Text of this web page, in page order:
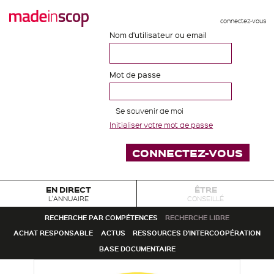
connectez-vous
Nom d'utilisateur ou email
Mot de passe
Se souvenir de moi
Initialiser votre mot de passe
EN DIRECT
L'ANNUAIRE
ÊTRE
CONSEILLÉ
RECHERCHE PAR COMPÉTENCES
RECHERCHE LIBRE
ACHAT RESPONSABLE
ACTUS
RESSOURCES D'INTERCOOPÉRATION
BASE DOCUMENTAIRE